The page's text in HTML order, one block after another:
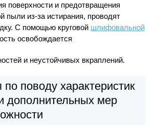
поверхности и предотвращения
пыли из-за истирания, проводят
С помощью круговой шлифовальной
освобождается
и неустойчивых вкраплений.
поводу характеристик
дополнительных мер